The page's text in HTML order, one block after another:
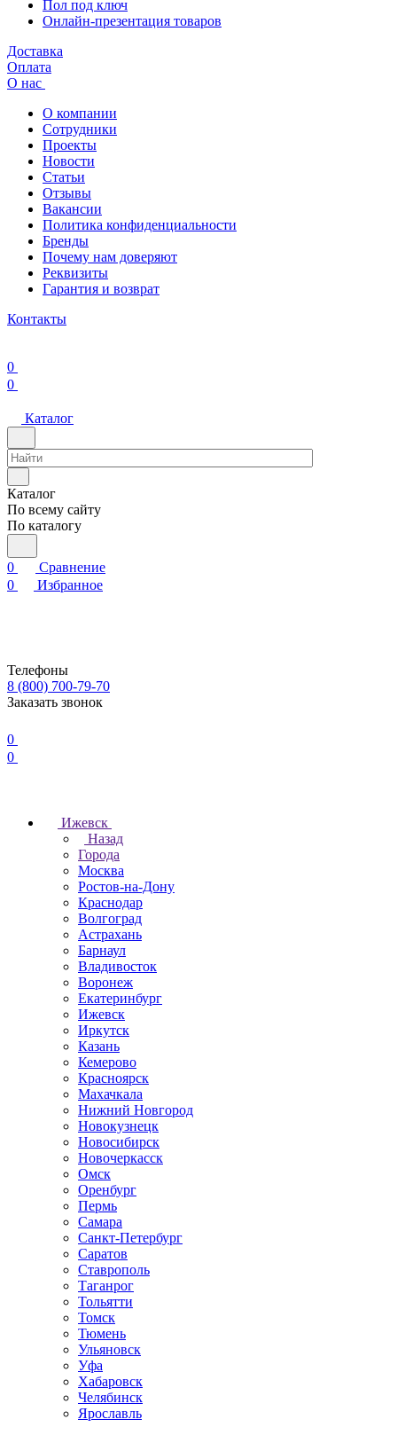
Пол под ключ
Онлайн-презентация товаров
Доставка
Оплата
О нас
О компании
Сотрудники
Проекты
Новости
Статьи
Отзывы
Вакансии
Политика конфиденциальности
Бренды
Почему нам доверяют
Реквизиты
Гарантия и возврат
Контакты
0
0
Каталог
Каталог
По всему сайту
По каталогу
0
Сравнение
0
Избранное
Телефоны
8 (800) 700-79-70
Заказать звонок
0
0
Ижевск
Назад
Города
Москва
Ростов-на-Дону
Краснодар
Волгоград
Астрахань
Барнаул
Владивосток
Воронеж
Екатеринбург
Ижевск
Иркутск
Казань
Кемерово
Красноярск
Махачкала
Нижний Новгород
Новокузнецк
Новосибирск
Новочеркаcск
Омск
Оренбург
Пермь
Самара
Санкт-Петербург
Саратов
Ставрополь
Таганрог
Тольятти
Томск
Тюмень
Ульяновск
Уфа
Хабаровск
Челябинск
Ярославль